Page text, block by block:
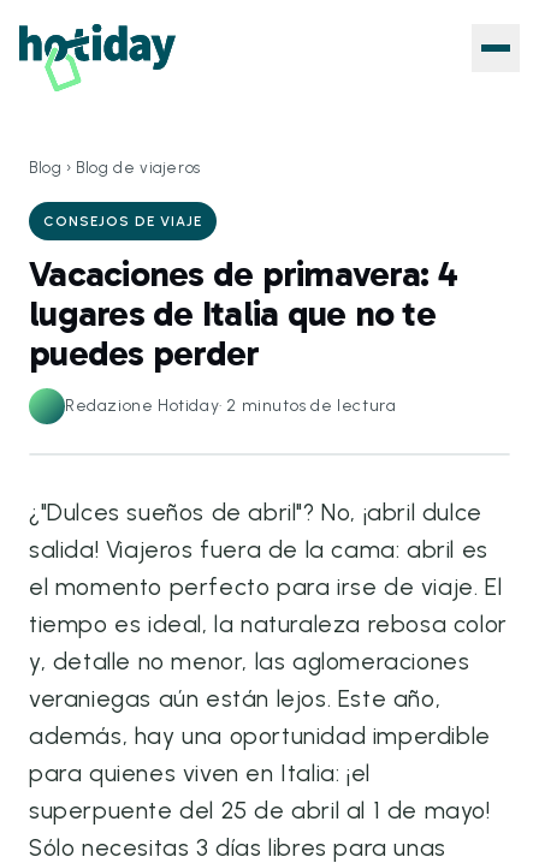
Blog › Blog de viajeros
CONSEJOS DE VIAJE
Vacaciones de primavera: 4
lugares de Italia que no te
puedes perder
Redazione Hotiday· 2 minutos de lectura
¿"Dulces sueños de abril"? No, ¡abril dulce
salida! Viajeros fuera de la cama: abril es
el momento perfecto para irse de viaje. El
tiempo es ideal, la naturaleza rebosa color
y, detalle no menor, las aglomeraciones
veraniegas aún están lejos. Este año,
además, hay una oportunidad imperdible
para quienes viven en Italia: ¡el
superpuente del 25 de abril al 1 de mayo!
Sólo necesitas 3 días libres para unas